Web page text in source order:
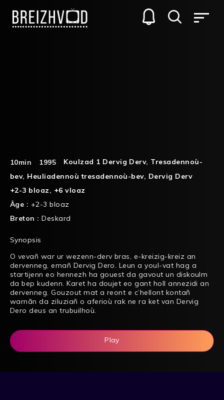
10min 1995 Koulzad 1 Dervig Derv, Tresadennoù-
bev, Heuliadennoù tresadennoù-bev, Dervig Derv
+2-3 bloaz, +6 vloaz
Âge : +2-3 bloaz
Breton :Deskard
Synopsis
O vevañ war ur wezenn-derv bras, e-kreizig-kreiz an
dervenneg, emañ Dervig Dero. Leun a youl-vat hag a
startijenn eo hennezh ha gouest da gavout un diskoulm
da bep kudenn. Karet ha doujet eo gant holl annezidi an
dervenneg. Gouzout mat a reont e c’hellont kontañ
warnãn da ziluziañ o aferioù rak ne ra ket van Dervig
Dero deus an trubuilhoù.
Play